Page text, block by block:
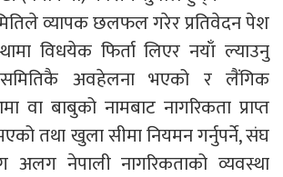
व्यापक छलफल गरेर प्रतिवेदन पेश
विधयेक फिर्ता लिएर नयाँ ल्याउनु
समितिकै अवहेलना भएको र लैंगिक
वा बाबुको नामबाट नागरिकता प्राप्त
तथा खुला सीमा नियमन गर्नुपर्ने, संघ
नेपाली नागरिकताको व्यवस्था